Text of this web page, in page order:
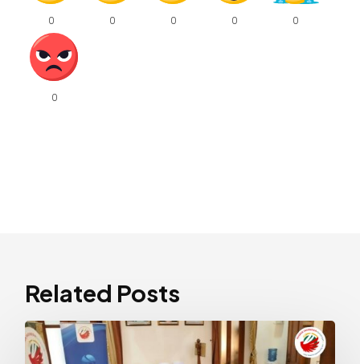
Related Posts
Atasi
Mental